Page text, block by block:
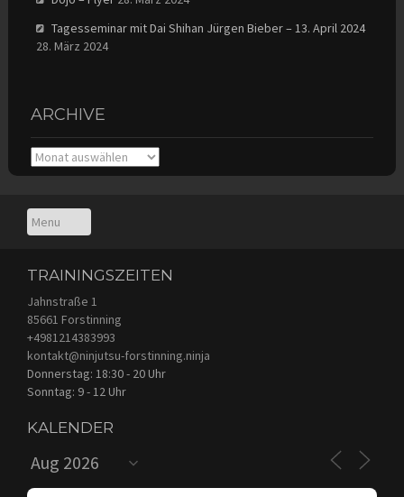
Tagesseminar mit Dai Shihan Jürgen Bieber – 13. April 2024
28. März 2024
ARCHIVE
Archive
TRAININGSZEITEN
Jahnstraße 1
85661 Forstinning
+4981214383993
kontakt@ninjutsu-forstinning.ninja
Donnerstag: 18:30 - 20 Uhr
Sonntag: 9 - 12 Uhr
KALENDER